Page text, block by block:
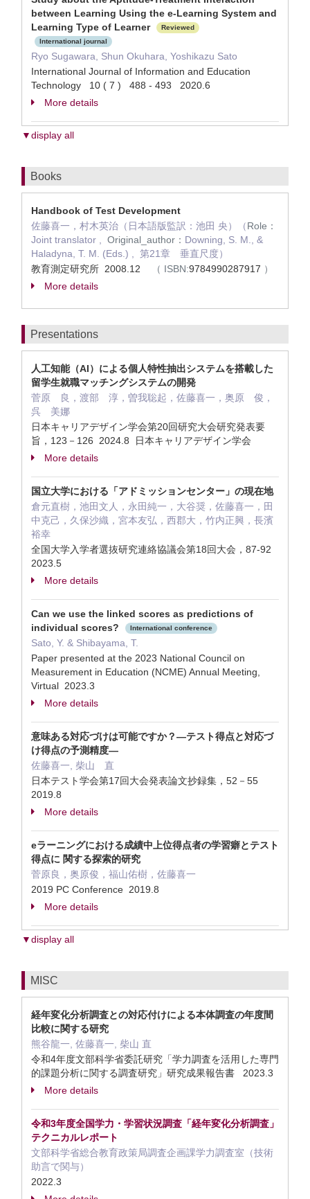
between Learning Using the e-Learning System and
Learning Type of Learner
Reviewed
International journal
Ryo Sugawara, Shun Okuhara, Yoshikazu Sato
International Journal of Information and Education
Technology 10 ( 7 ) 488 - 493 2020.6
More details
▼display all
Books
Handbook of Test Development
佐藤喜一，村木英治（日本語版監訳：池田 央）（Role：
Joint translator , Original_author： Downing, S. M., &
Haladyna, T. M. (Eds.) , 第21章 垂直尺度）
教育測定研究所 2008.12
（ ISBN:9784990287917 ）
More details
Presentations
人工知能（AI）による個人特性抽出システムを搭載した
留学生就職マッチングシステムの開発
菅原 良，渡部 淳，曽我聡起，佐藤喜一，奥原 俊，
呉 美娜
日本キャリアデザイン学会第20回研究大会研究発表要
旨，123－126 2024.8 日本キャリアデザイン学会
More details
国立大学における「アドミッションセンター」の現在地
倉元直樹，池田文人，永田純一，大谷奨，佐藤喜一，田
中克己，久保沙織，宮本友弘，西郡大，竹内正興，長濱
裕幸
全国大学入学者選抜研究連絡協議会第18回大会，87-92
2023.5
More details
Can we use the linked scores as predictions of
individual scores?
International conference
Sato, Y. & Shibayama, T.
Paper presented at the 2023 National Council on
Measurement in Education (NCME) Annual Meeting,
Virtual 2023.3
More details
意味ある対応づけは可能ですか？―テスト得点と対応づ
け得点の予測精度―
佐藤喜一, 柴山 直
日本テスト学会第17回大会発表論文抄録集，52－55
2019.8
More details
eラーニングにおける成績中上位得点者の学習癖とテスト
得点に 関する探索的研究
菅原良，奥原俊，福山佑樹，佐藤喜一
2019 PC Conference 2019.8
More details
▼display all
MISC
経年変化分析調査との対応付けによる本体調査の年度間
比較に関する研究
熊谷龍一, 佐藤喜一, 柴山 直
令和4年度文部科学省委託研究「学力調査を活用した専門
的課題分析に関する調査研究」研究成果報告書 2023.3
More details
令和3年度全国学力・学習状況調査「経年変化分析調査」
テクニカルレポート
文部科学省総合教育政策局調査企画課学力調査室（技術
助言で関与）
2022.3